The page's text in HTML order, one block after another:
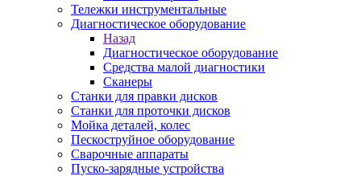
Тележки инструментальные
Диагностическое оборудование
Назад
Диагностическое оборудование
Средства малой диагностики
Сканеры
Станки для правки дисков
Станки для проточки дисков
Мойка деталей, колес
Пескоструйное оборудование
Сварочные аппараты
Пуско-зарядные устройства